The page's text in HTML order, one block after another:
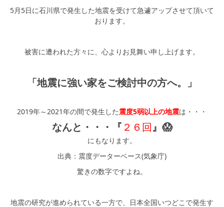
家づくりの知識
5月5日に石川県で発生した地震を受けて急遽アップさせて頂いて
おります。
被害に遭われた方々に、心よりお見舞い申し上げます。
「地震に強い家をご検討中の方へ。」
2019年～2021年の間で発生した震度5弱以上の地震は・・・
なんと・・・『 ２６回』😱
にもなります。
出典：震度データーベース(気象庁)
驚きの数字ですよね。
地震の研究が進められている一方で、日本全国いつどこで発生す